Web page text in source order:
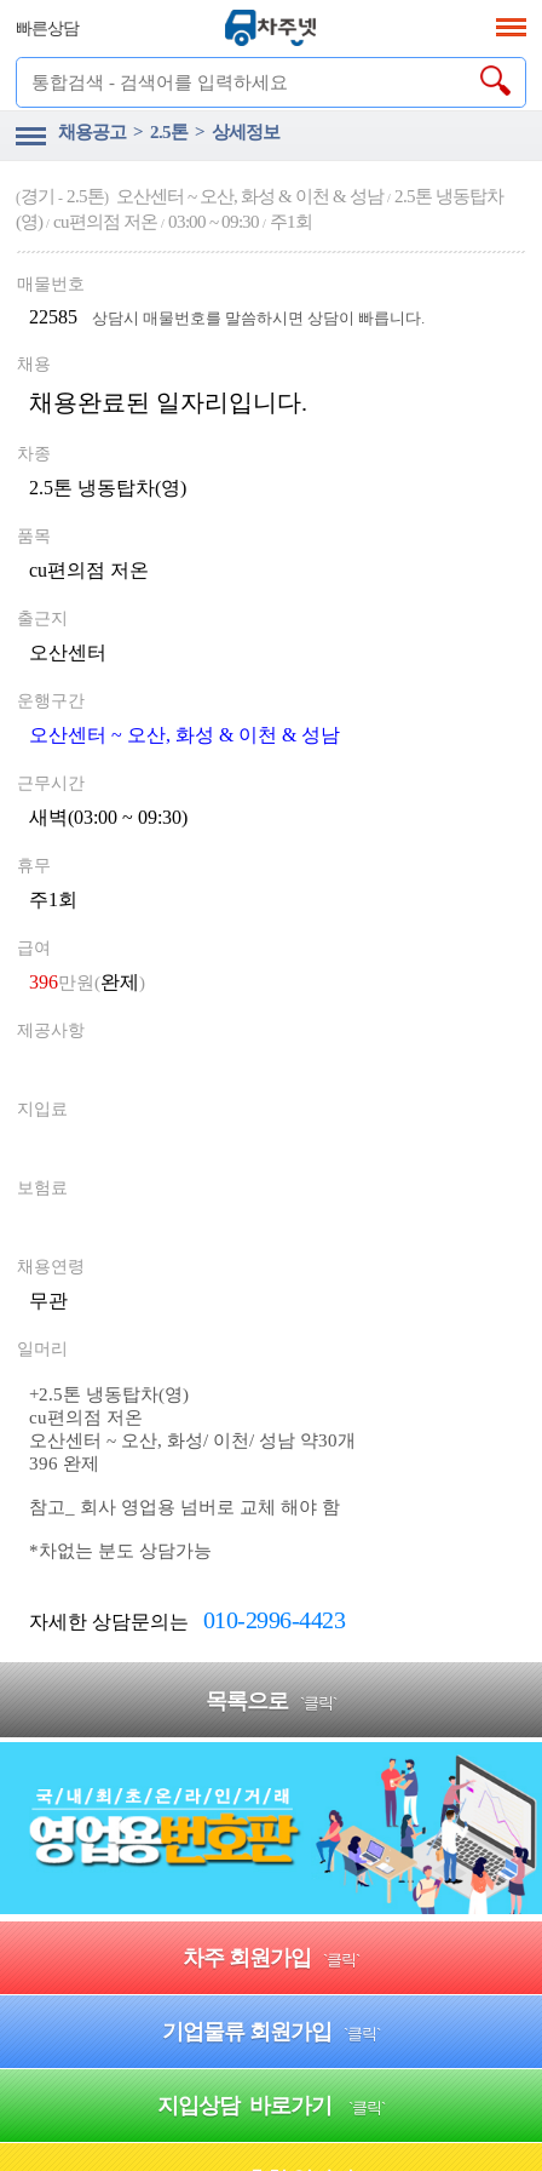
빠른상담
채용공고 > 2.5톤 > 상세정보
(경기 -2.5톤) 오산센터 ~ 오산, 화성 & 이천 & 성남/ 2.5톤 냉동탑차
(영)/ cu편의점 저온/ 03:00 ~ 09:30/ 주1회
매물번호
22585 상담시 매물번호를 말씀하시면 상담이 빠릅니다.
채용
채용완료된 일자리입니다.
차종
2.5톤 냉동탑차(영)
품목
cu편의점 저온
출근지
오산센터
운행구간
오산센터 ~ 오산, 화성 & 이천 & 성남0
근무시간
새벽(03:00 ~ 09:30)0
휴무
주1회
급여
396만원(완제 )
제공사항
지입료
보험료
채용연령
무관
일머리
+2.5톤 냉동탑차(영)
cu편의점 저온
오산센터 ~ 오산, 화성/ 이천/ 성남약30개
396 완제
참고_ 회사 영업용 넘버로 교체 해야 함
*차없는 분도 상담가능
자세한 상담문의는 010-2996-4423
목록으로 `클릭`
차주 회원가입 `클릭`
기업물류 회원가입 `클릭`
지입상담 바로가기 `클릭`